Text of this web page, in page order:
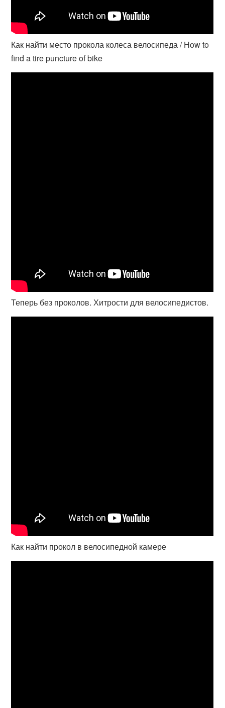
Как найти место прокола колеса велосипеда / How to
find a tire puncture of bike
Теперь без проколов. Хитрости для велосипедистов.
Как найти прокол в велосипедной камере